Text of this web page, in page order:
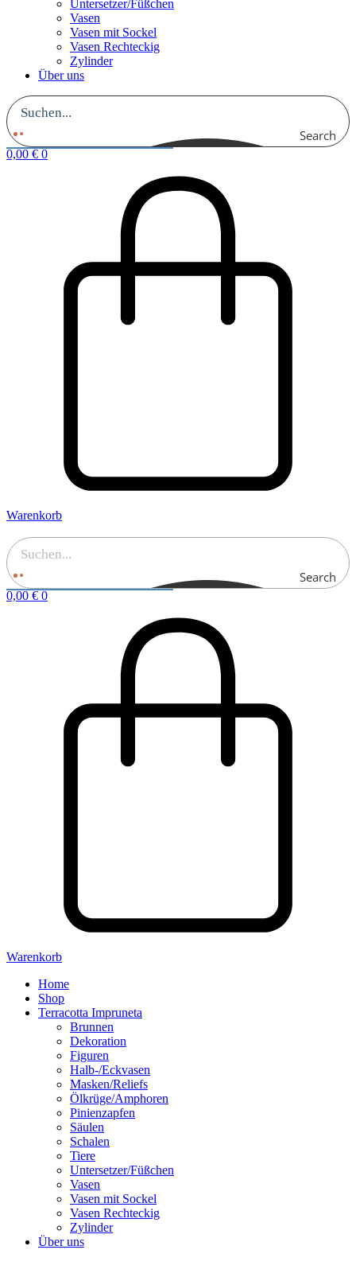
Untersetzer/Füßchen
Vasen
Vasen mit Sockel
Vasen Rechteckig
Zylinder
Über uns
Search
0,00 € 0
Warenkorb
Search
0,00 € 0
Warenkorb
Home
Shop
Terracotta Impruneta
Brunnen
Dekoration
Figuren
Halb-/Eckvasen
Masken/Reliefs
Ölkrüge/Amphoren
Pinienzapfen
Säulen
Schalen
Tiere
Untersetzer/Füßchen
Vasen
Vasen mit Sockel
Vasen Rechteckig
Zylinder
Über uns